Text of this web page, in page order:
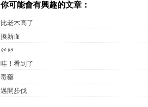
你可能會有興趣的文章：
比老木高了
換新血
＠＠
哇！看到了
毒藥
邁開步伐